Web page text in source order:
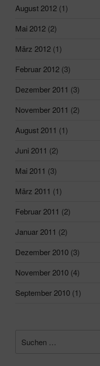
August 2012 (1)
Mai 2012 (2)
März 2012 (1)
Februar 2012 (3)
Dezember 2011 (3)
November 2011 (2)
August 2011 (1)
Juni 2011 (2)
Mai 2011 (3)
März 2011 (1)
Februar 2011 (2)
Januar 2011 (2)
Dezember 2010 (3)
November 2010 (4)
September 2010 (1)
nach: